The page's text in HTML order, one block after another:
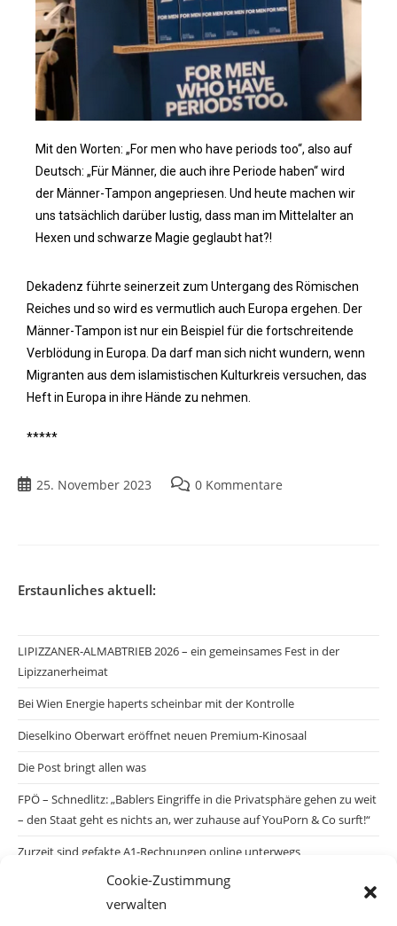
Cookie-Zustimmung
verwalten
Mit den Worten: „For men who have periods too“, also auf
Deutsch: „Für Männer, die auch ihre Periode haben“ wird
der Männer-Tampon angepriesen. Und heute machen wir
uns tatsächlich darüber lustig, dass man im Mittelalter an
Hexen und schwarze Magie geglaubt hat?!
Dekadenz führte seinerzeit zum Untergang des Römischen
Reiches und so wird es vermutlich auch Europa ergehen. Der
Männer-Tampon ist nur ein Beispiel für die fortschreitende
Verblödung in Europa. Da darf man sich nicht wundern, wenn
Migranten aus dem islamistischen Kulturkreis versuchen, das
Heft in Europa in ihre Hände zu nehmen.
*****
25. November 2023 0 Kommentare
Erstaunliches aktuell:
LIPIZZANER-ALMABTRIEB 2026 – ein gemeinsames Fest in der
Lipizzanerheimat
Bei Wien Energie haperts scheinbar mit der Kontrolle
Dieselkino Oberwart eröffnet neuen Premium-Kinosaal
Die Post bringt allen was
FPÖ – Schnedlitz: „Bablers Eingriffe in die Privatsphäre gehen zu weit
– den Staat geht es nichts an, wer zuhause auf YouPorn & Co surft!“
Zurzeit sind gefakte A1-Rechnungen online unterwegs
Salzburgs Juden und ihre Sicherheit: „Erst nach einem Anschlag wäre
die Gefahr endlich konkret!“